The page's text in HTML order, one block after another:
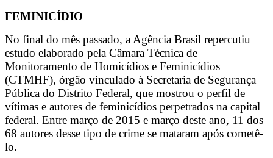
FEMINICÍDIO
No final do mês passado, a Agência Brasil repercutiu
estudo elaborado pela Câmara Técnica de
Monitoramento de Homicídios e Feminicídios
(CTMHF), órgão vinculado à Secretaria de Segurança
Pública do Distrito Federal, que mostrou o perfil de
vítimas e autores de feminicídios perpetrados na capital
federal. Entre março de 2015 e março deste ano, 11 dos
68 autores desse tipo de crime se mataram após cometê-
lo.